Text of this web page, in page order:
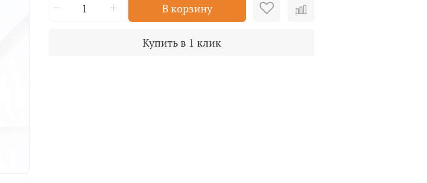
В корзину
Купить в 1 клик